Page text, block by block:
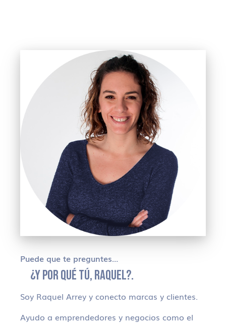
Puede que te preguntes…
¿Y POR QUÉ TÚ, RAQUEL?.
Soy Raquel Arrey y conecto marcas y clientes.
Ayudo a emprendedores y negocios como el